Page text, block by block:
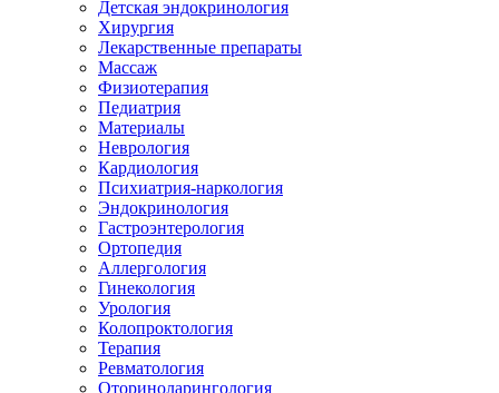
Детская эндокринология
Хирургия
Лекарственные препараты
Массаж
Физиотерапия
Педиатрия
Материалы
Неврология
Кардиология
Психиатрия-наркология
Эндокринология
Гастроэнтерология
Ортопедия
Аллергология
Гинекология
Урология
Колопроктология
Терапия
Ревматология
Оториноларингология